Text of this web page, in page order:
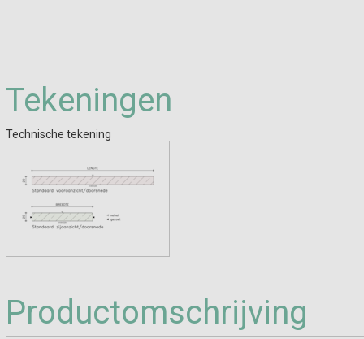
Tekeningen
Technische tekening
Productomschrijving